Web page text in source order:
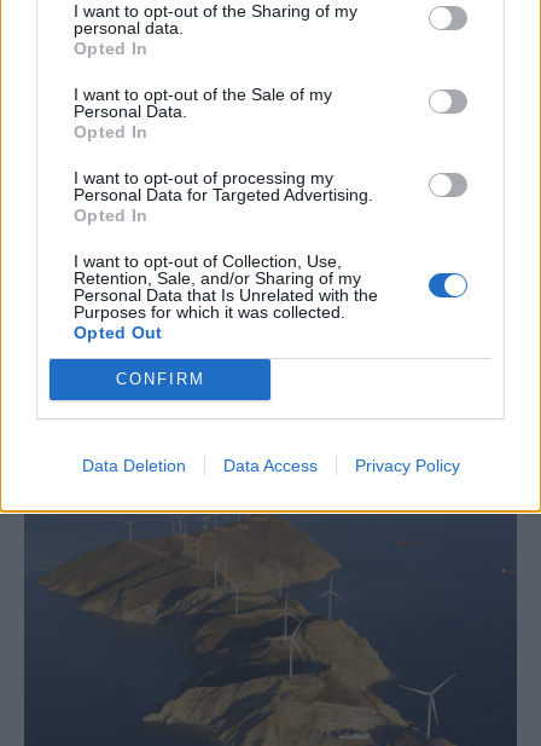
I want to opt-out of the Sharing of my
personal data.
Opted In
I want to opt-out of the Sale of my
Personal Data.
Opted In
I want to opt-out of processing my
Personal Data for Targeted Advertising.
Opted In
I want to opt-out of Collection, Use,
Retention, Sale, and/or Sharing of my
Personal Data that Is Unrelated with the
Purposes for which it was collected.
Opted Out
CONFIRM
Data Deletion Data Access Privacy Policy
ΕΠΙΧΕΙΡΗΣΕΙΣ
Αλλαγή σελίδας στη Jersey Mike's: Ο ιδρυτής
της παραδίδει τη σκυτάλη μετά από
«χρυσό» deal 8 δισ. δολαρίων